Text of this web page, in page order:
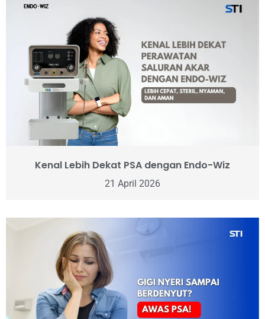
Kenal Lebih Dekat PSA dengan Endo-Wiz
21 April 2026